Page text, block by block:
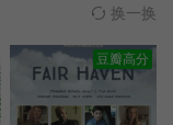
换一换
豆瓣高分